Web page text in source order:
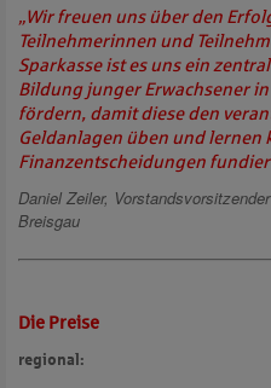
„Wir freuen uns über den
Teilnehmerinnen und
Sparkasse ist es uns ein
Bildung junger Erwachsener
fördern, damit diese den
Geldanlagen üben und
Finanzentscheidungen
Daniel Zeiler,
Breisgau
Die Preise
regional: